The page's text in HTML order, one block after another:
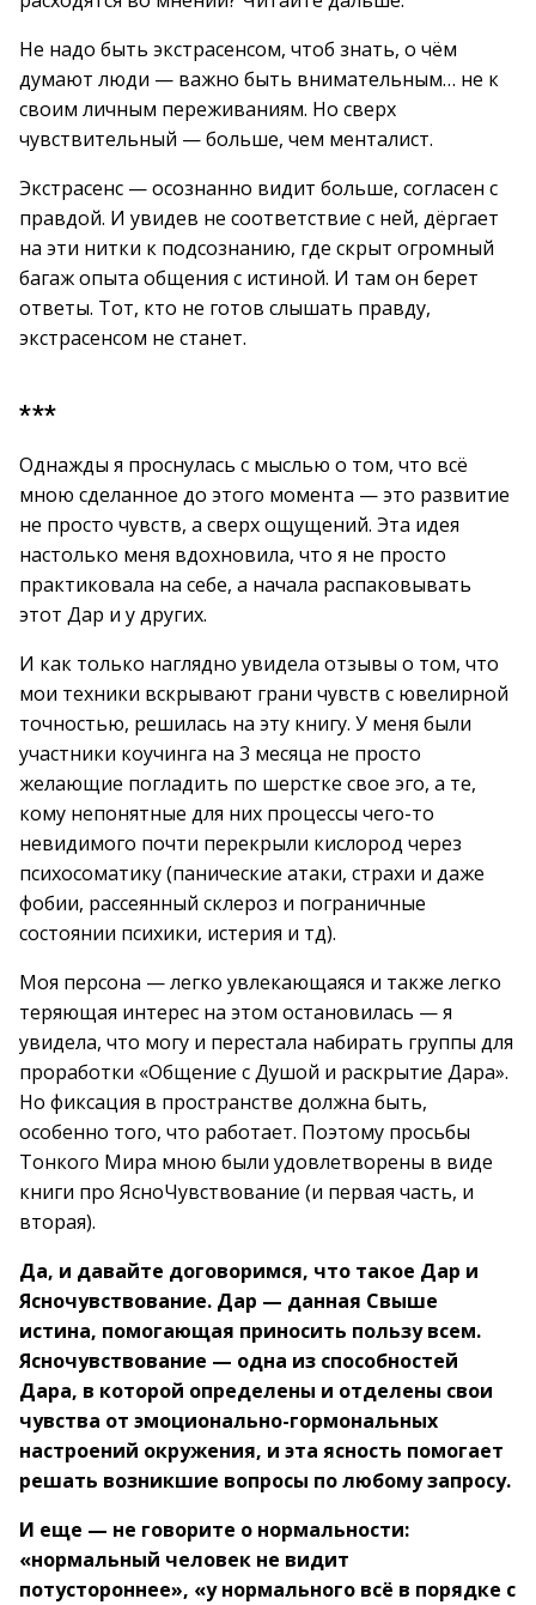
Не надо быть экстрасенсом, чтоб знать, о чём
думают люди — важно быть внимательным… не к
своим личным переживаниям. Но сверх
чувствительный — больше, чем менталист.
Экстрасенс — осознанно видит больше, согласен с
правдой. И увидев не соответствие с ней, дёргает
на эти нитки к подсознанию, где скрыт огромный
багаж опыта общения с истиной. И там он берет
ответы. Тот, кто не готов слышать правду,
экстрасенсом не станет.
***
Однажды я проснулась с мыслью о том, что всё
мною сделанное до этого момента — это развитие
не просто чувств, а сверх ощущений. Эта идея
настолько меня вдохновила, что я не просто
практиковала на себе, а начала распаковывать
этот Дар и у других.
И как только наглядно увидела отзывы о том, что
мои техники вскрывают грани чувств с ювелирной
точностью, решилась на эту книгу. У меня были
участники коучинга на 3 месяца не просто
желающие погладить по шерстке свое эго, а те,
кому непонятные для них процессы чего-то
невидимого почти перекрыли кислород через
психосоматику (панические атаки, страхи и даже
фобии, рассеянный склероз и пограничные
состоянии психики, истерия и тд).
Моя персона — легко увлекающаяся и также легко
теряющая интерес на этом остановилась — я
увидела, что могу и перестала набирать группы для
проработки «Общение с Душой и раскрытие Дара».
Но фиксация в пространстве должна быть,
особенно того, что работает. Поэтому просьбы
Тонкого Мира мною были удовлетворены в виде
книги про ЯсноЧувствование (и первая часть, и
вторая).
Да, и давайте договоримся, что такое Дар и
Ясночувствование. Дар — данная Свыше
истина, помогающая приносить пользу всем.
Ясночувствование — одна из способностей
Дара, в которой определены и отделены свои
чувства от эмоционально-гормональных
настроений окружения, и эта ясность помогает
решать возникшие вопросы по любому запросу.
И еще — не говорите о нормальности:
«нормальный человек не видит
потустороннее», «у нормального всё в порядке с